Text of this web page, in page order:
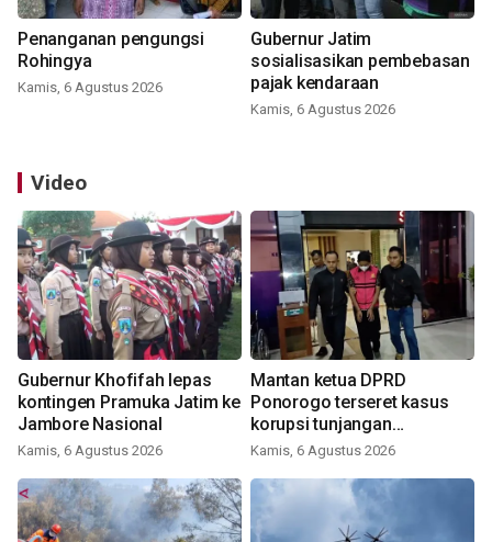
Penanganan pengungsi
Rohingya
Kamis, 6 Agustus 2026
Gubernur Jatim
sosialisasikan pembebasan
pajak kendaraan
Kamis, 6 Agustus 2026
Video
Gubernur Khofifah lepas
kontingen Pramuka Jatim ke
Jambore Nasional
Kamis, 6 Agustus 2026
Mantan ketua DPRD
Ponorogo terseret kasus
korupsi tunjangan
perumahan
Kamis, 6 Agustus 2026